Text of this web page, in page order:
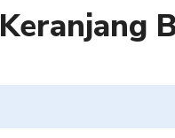
Keranjang